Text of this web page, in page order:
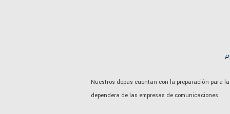
Nuestros depas cuentan con la preparación para
dependera de las empresas de comunicaciones.